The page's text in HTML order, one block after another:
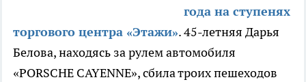
года на ступенях
торгового центра «Этажи». 45-летняя Дарья
Белова, находясь за рулем автомобиля
«PORSCHE CAYENNE», сбила троих пешеходов